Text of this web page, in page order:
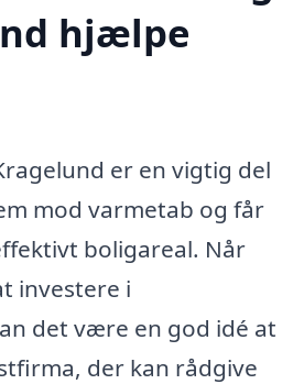
hjælpe
er en vigtig del
mod varmetab og får
boligareal. Når
investere i
det være en god idé at
der kan rådgive